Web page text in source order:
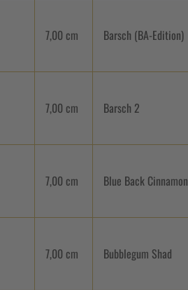
7,00 cm Barsch (BA-Edition)
7,00 cm Barsch 2
7,00 cm Blue Back Cinnamon
7,00 cm Bubblegum Shad